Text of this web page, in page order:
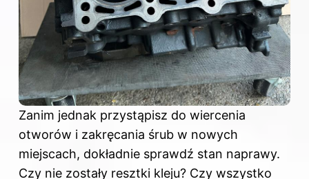
Zanim jednak przystąpisz do wiercenia
otworów i zakręcania śrub w nowych
miejscach, dokładnie sprawdź stan naprawy.
Czy nie zostały resztki kleju? Czy wszystko